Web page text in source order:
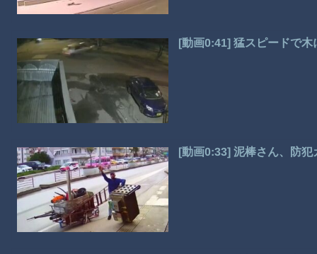
[動画0:41] 猛スピードで
[動画0:33] 泥棒さん、防